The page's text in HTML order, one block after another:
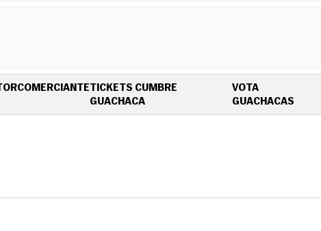
COMERCIANTETICKETS CUMBRE
GUACHACAOPENS IN NEW WINDOW
VOTA
GUACHACAS